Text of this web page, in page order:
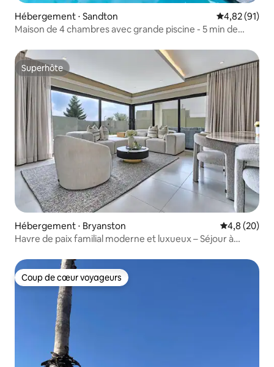
Hébergement ⋅ Sandton Évaluation
4,82 (91)
Maison de 4 chambres avec grande piscine - 5 min de
Superhôte
Superhôte
Hébergement ⋅ Bryanston Évaluation
4,8 (20)
Havre de paix familial moderne et luxueux – Séjour à
Coup de cœur voyageurs
Coup de cœur voyageurs